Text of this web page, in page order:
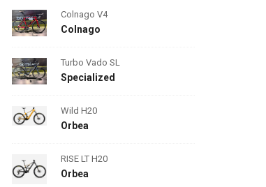
Colnago V4
Colnago
Turbo Vado SL
Specialized
Wild H20
Orbea
RISE LT H20
Orbea